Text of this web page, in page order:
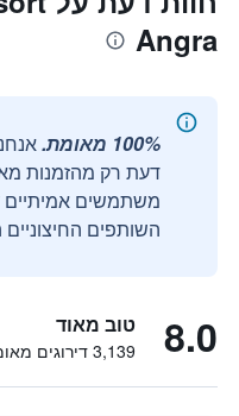
Angra
100% מאומת.
דעת רק מהזמנות
השותפים
8.0 טוב מאוד
3,139 דירוגים מאומתים